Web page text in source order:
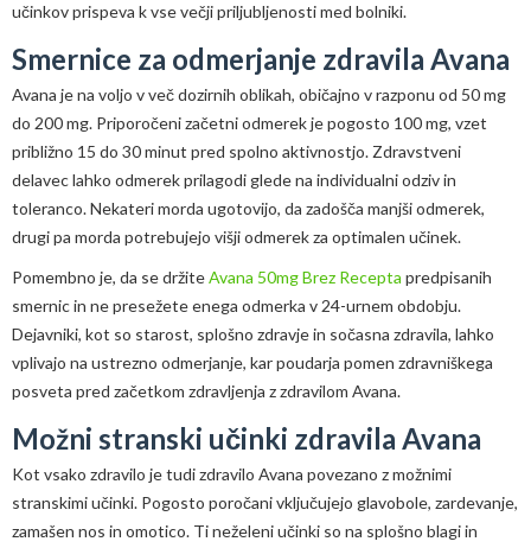
učinkov prispeva k vse večji priljubljenosti med bolniki.
Smernice za odmerjanje zdravila Avana
Avana je na voljo v več dozirnih oblikah, običajno v razponu od 50 mg
do 200 mg. Priporočeni začetni odmerek je pogosto 100 mg, vzet
približno 15 do 30 minut pred spolno aktivnostjo. Zdravstveni
delavec lahko odmerek prilagodi glede na individualni odziv in
toleranco. Nekateri morda ugotovijo, da zadošča manjši odmerek,
drugi pa morda potrebujejo višji odmerek za optimalen učinek.
Pomembno je, da se držiteAvana 50mg Brez Recepta predpisanih
smernic in ne presežete enega odmerka v 24-urnem obdobju.
Dejavniki, kot so starost, splošno zdravje in sočasna zdravila, lahko
vplivajo na ustrezno odmerjanje, kar poudarja pomen zdravniškega
posveta pred začetkom zdravljenja z zdravilom Avana.
Možni stranski učinki zdravila Avana
Kot vsako zdravilo je tudi zdravilo Avana povezano z možnimi
stranskimi učinki. Pogosto poročani vključujejo glavobole, zardevanje,
zamašen nos in omotico. Ti neželeni učinki so na splošno blagi in